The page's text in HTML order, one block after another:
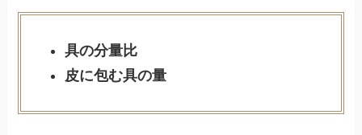
具の分量比
皮に包む具の量